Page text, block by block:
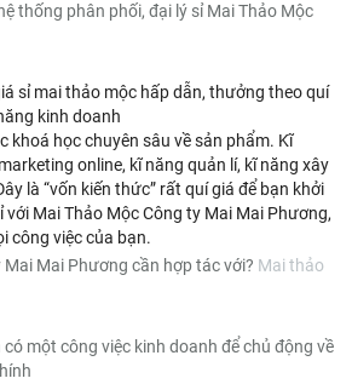
thống phân phối, đại lý sỉ Mai Thảo Mộc
sỉ mai thảo mộc hấp dẫn, thưởng theo quí
kinh doanh
khoá học chuyên sâu về sản phẩm. Kĩ
online, kĩ năng quản lí, kĩ năng xây
là “vốn kiến thức” rất quí giá để bạn khởi
với Mai Thảo Mộc Công ty Mai Mai Phương,
công việc của bạn.
Mai Phương cần hợp tác với? Mai thảo
một công việc kinh doanh để chủ động về